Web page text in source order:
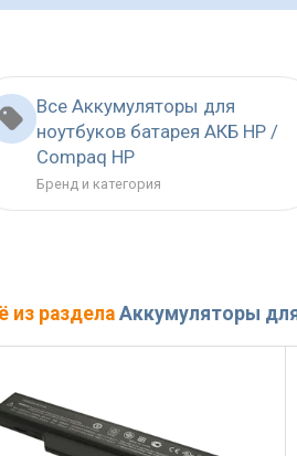
Все Аккумуляторы для
ноутбуков батарея АКБ HP /
Compaq HP
Бренд и категория
из раздела Аккумуляторы